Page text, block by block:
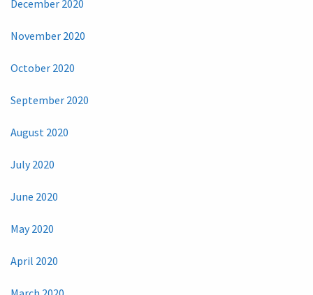
December 2020
November 2020
October 2020
September 2020
August 2020
July 2020
June 2020
May 2020
April 2020